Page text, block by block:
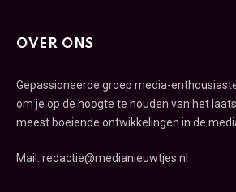
OVER ONS
Gepassioneerde groep media-
om je op de hoogte te houden van het
meest boeiende ontwikkelingen in de
Mail: redactie@medianieuwtjes.nl